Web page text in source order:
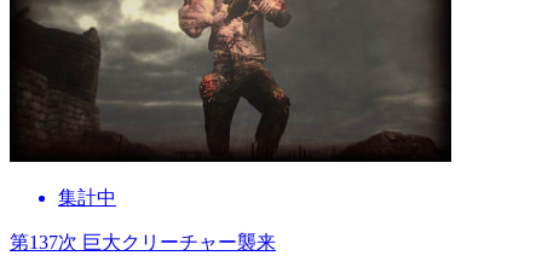
集計中
第137次 巨大クリーチャー襲来